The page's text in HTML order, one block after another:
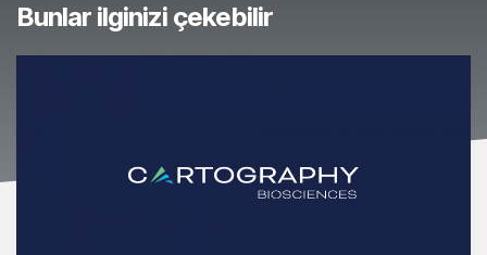
Bunlar ilginizi çekebilir